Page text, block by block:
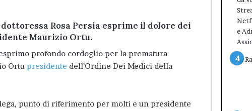
Rosa Persia esprime il dolore dei
Maurizio Ortu.
profondo cordoglio per la prematura
Ortu presidente dell’Ordine Dei Medici della
punto di riferimento per molti e un presidente